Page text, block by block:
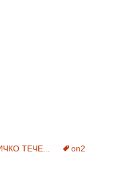
ТЕЧЕ... on2